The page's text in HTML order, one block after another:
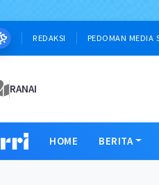
REDAKSI PEDOMAN MEDIA
RANAI
HOME BERITA